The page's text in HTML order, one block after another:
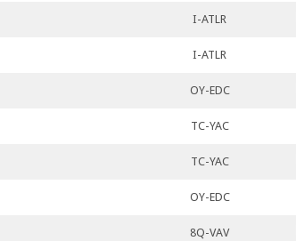
I-ATLR
I-ATLR
OY-EDC
TC-YAC
TC-YAC
OY-EDC
8Q-VAV